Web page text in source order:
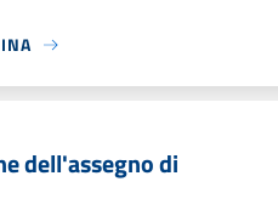
dell'assegno di